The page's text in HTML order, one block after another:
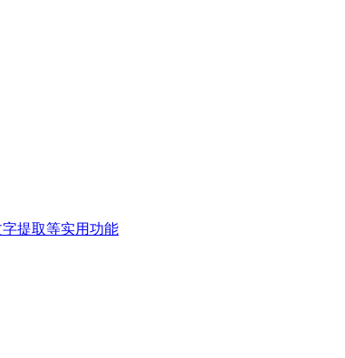
提取等实用功能